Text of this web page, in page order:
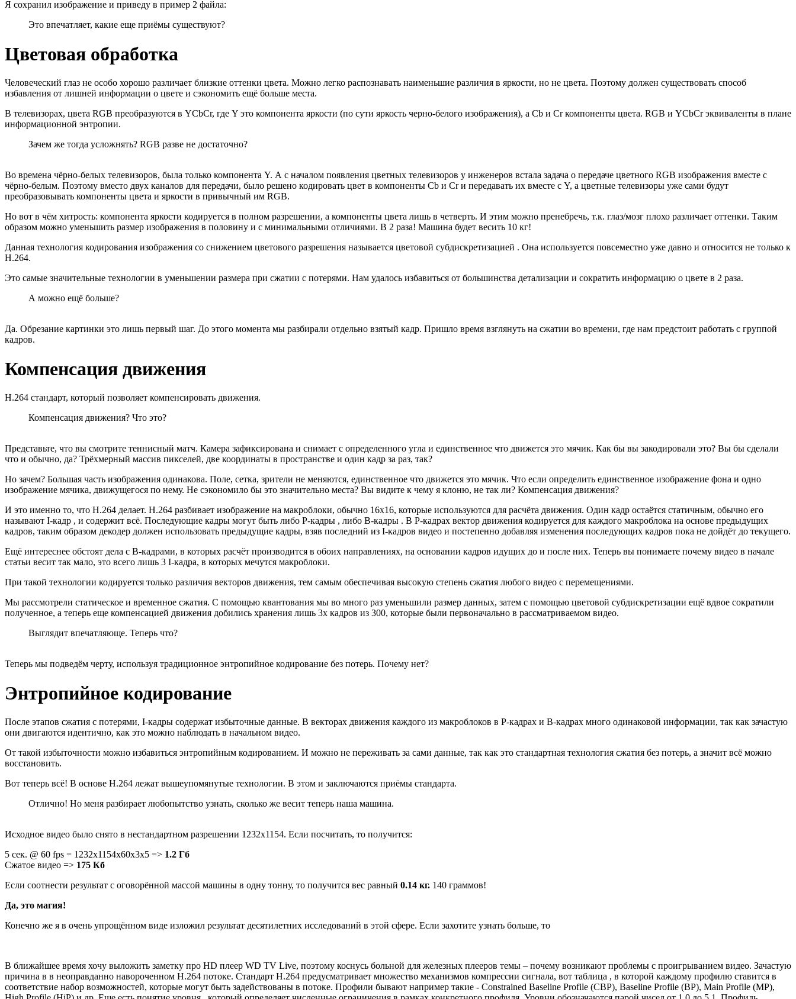
Я сохранил изображение и приведу в пример 2 файла:
Это впечатляет, какие еще приёмы существуют?
Цветовая обработка
Человеческий глаз не особо хорошо различает близкие оттенки цвета. Можно легко распознавать наименьшие различия в яркости, но не цвета. Поэтому должен существовать способ
избавления от лишней информации о цвете и сэкономить ещё больше места.
В телевизорах, цвета RGB преобразуются в YCbCr, где Y это компонента яркости (по сути яркость черно-белого изображения), а Cb и Cr компоненты цвета. RGB и YCbCr эквиваленты в плане
информационной энтропии.
Зачем же тогда усложнять? RGB разве не достаточно?
Во времена чёрно-белых телевизоров, была только компонента Y. А с началом появления цветных телевизоров у инженеров встала задача о передаче цветного RGB изображения вместе с
чёрно-белым. Поэтому вместо двух каналов для передачи, было решено кодировать цвет в компоненты Cb и Cr и передавать их вместе с Y, а цветные телевизоры уже сами будут
преобразовывать компоненты цвета и яркости в привычный им RGB.
Но вот в чём хитрость: компонента яркости кодируется в полном разрешении, а компоненты цвета лишь в четверть. И этим можно пренебречь, т.к. глаз/мозг плохо различает оттенки. Таким
образом можно уменьшить размер изображения в половину и с минимальными отличиями. В 2 раза! Машина будет весить 10 кг!
Данная технология кодирования изображения со снижением цветового разрешения называется цветовой субдискретизацией . Она используется повсеместно уже давно и относится не только к
H.264.
Это самые значительные технологии в уменьшении размера при сжатии с потерями. Нам удалось избавиться от большинства детализации и сократить информацию о цвете в 2 раза.
А можно ещё больше?
Да. Обрезание картинки это лишь первый шаг. До этого момента мы разбирали отдельно взятый кадр. Пришло время взглянуть на сжатии во времени, где нам предстоит работать с группой
кадров.
Компенсация движения
H.264 стандарт, который позволяет компенсировать движения.
Компенсация движения? Что это?
Представьте, что вы смотрите теннисный матч. Камера зафиксирована и снимает с определенного угла и единственное что движется это мячик. Как бы вы закодировали это? Вы бы сделали
что и обычно, да? Трёхмерный массив пикселей, две координаты в пространстве и один кадр за раз, так?
Но зачем? Большая часть изображения одинакова. Поле, сетка, зрители не меняются, единственное что движется это мячик. Что если определить единственное изображение фона и одно
изображение мячика, движущегося по нему. Не сэкономило бы это значительно места? Вы видите к чему я клоню, не так ли? Компенсация движения?
И это именно то, что H.264 делает. H.264 разбивает изображение на макроблоки, обычно 16х16, которые используются для расчёта движения. Один кадр остаётся статичным, обычно его
называют I-кадр , и содержит всё. Последующие кадры могут быть либо P-кадры , либо B-кадры . В P-кадрах вектор движения кодируется для каждого макроблока на основе предыдущих
кадров, таким образом декодер должен использовать предыдущие кадры, взяв последний из I-кадров видео и постепенно добавляя изменения последующих кадров пока не дойдёт до текущего.
Ещё интереснее обстоят дела с B-кадрами, в которых расчёт производится в обоих направлениях, на основании кадров идущих до и после них. Теперь вы понимаете почему видео в начале
статьи весит так мало, это всего лишь 3 I-кадра, в которых мечутся макроблоки.
При такой технологии кодируется только различия векторов движения, тем самым обеспечивая высокую степень сжатия любого видео с перемещениями.
Мы рассмотрели статическое и временное сжатия. С помощью квантования мы во много раз уменьшили размер данных, затем с помощью цветовой субдискретизации ещё вдвое сократили
полученное, а теперь еще компенсацией движения добились хранения лишь 3х кадров из 300, которые были первоначально в рассматриваемом видео.
Выглядит впечатляюще. Теперь что?
Теперь мы подведём черту, используя традиционное энтропийное кодирование без потерь. Почему нет?
Энтропийное кодирование
После этапов сжатия с потерями, I-кадры содержат избыточные данные. В векторах движения каждого из макроблоков в P-кадрах и B-кадрах много одинаковой информации, так как зачастую
они двигаются идентично, как это можно наблюдать в начальном видео.
От такой избыточности можно избавиться энтропийным кодированием. И можно не переживать за сами данные, так как это стандартная технология сжатия без потерь, а значит всё можно
восстановить.
Вот теперь всё! В основе H.264 лежат вышеупомянутые технологии. В этом и заключаются приёмы стандарта.
Отлично! Но меня разбирает любопытство узнать, сколько же весит теперь наша машина.
Исходное видео было снято в нестандартном разрешении 1232x1154. Если посчитать, то получится:
5 сек. @ 60 fps = 1232x1154x60x3x5 => 1.2 Гб
Сжатое видео => 175 Кб
Если соотнести результат с оговорённой массой машины в одну тонну, то получится вес равный 0.14 кг. 140 граммов!
Да, это магия!
Конечно же я в очень упрощённом виде изложил результат десятилетних исследований в этой сфере. Если захотите узнать больше, то
В ближайшее время хочу выложить заметку про HD плеер WD TV Live, поэтому коснусь больной для железных плееров темы – почему возникают проблемы с проигрыванием видео. Зачастую
причина в в неоправданно навороченном H.264 потоке. Стандарт H.264 предусматривает множество механизмов компрессии сигнала, вот таблица , в которой каждому профилю ставится в
соответствие набор возможностей, которые могут быть задействованы в потоке. Профили бывают например такие - Constrained Baseline Profile (CBP), Baseline Profile (BP), Main Profile (MP),